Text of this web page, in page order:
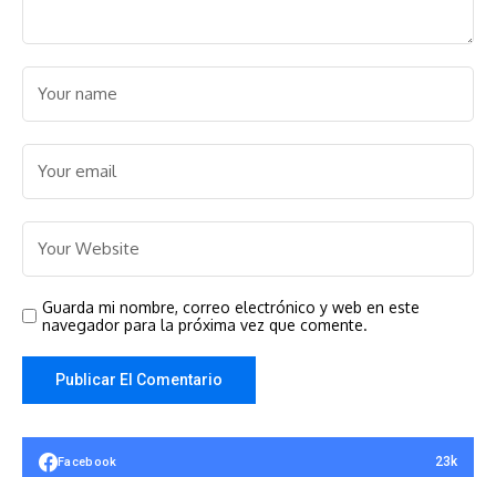
Guarda mi nombre, correo electrónico y web en este
navegador para la próxima vez que comente.
Facebook 23k